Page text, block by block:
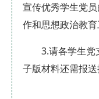
宣传优秀学生党
作和思想政治教育
3.请各学生
子版材料还需报